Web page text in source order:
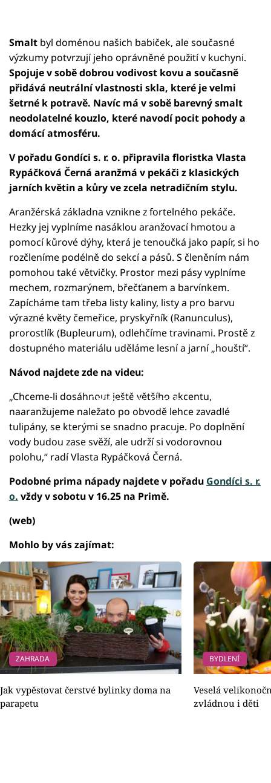
Smalt byl doménou našich babiček, ale současné
výzkumy potvrzují jeho oprávněné použití v kuchyni.
Spojuje v sobě dobrou vodivost kovu a současně
přidává neutrální vlastnosti skla, které je velmi
šetrné k potravě. Navíc má v sobě barevný smalt
neodolatelné kouzlo, které navodí pocit pohody a
domácí atmosféru.
V pořadu Gondíci s. r. o. připravila floristka Vlasta
Rypáčková Černá aranžmá v pekáči z klasických
jarních květin a kůry ve zcela netradičním stylu.
Aranžérská základna vznikne z fortelného pekáče.
Hezky jej vyplníme nasáklou aranžovací hmotou a
pomocí kůrové dýhy, která je tenoučká jako papír, si ho
rozčleníme podélně do sekcí a pásů. S členěním nám
pomohou také větvičky. Prostor mezi pásy vyplníme
mechem, rozmarýnem, břečťanem a barvínkem.
Zapícháme tam třeba listy kaliny, listy a pro barvu
výrazné květy čemeřice, pryskyřník (Ranunculus),
prorostlík (Bupleurum), odlehčíme travinami. Prostě z
dostupného materiálu uděláme lesní a jarní „houští“.
Návod najdete zde na videu:
Failed to fetch
„Chceme-li dosáhnout ještě většího akcentu,
naaranžujeme naležato po obvodě lehce zavadlé
tulipány, se kterými se snadno pracuje. Po doplnění
vody budou zase svěží, ale udrží si vodorovnou
polohu,“ radí Vlasta Rypáčková Černá.
Podobné prima nápady najdete v pořadu Gondíci s. r.
o. vždy v sobotu v 16.25 na Primě.
(web)
Mohlo by vás zajímat:
ZAHRADA
Jak vypěstovat čerstvé bylinky doma na
parapetu
BYDLENÍ
Veselá
zvládnou i děti